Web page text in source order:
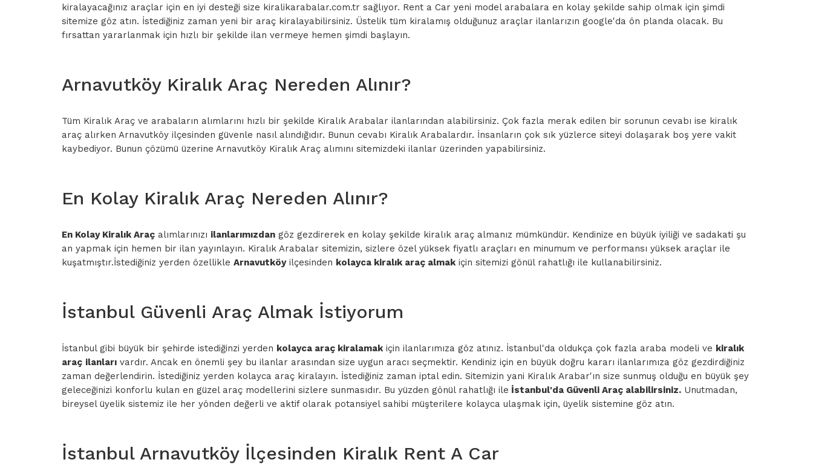
kiralayacağınız araçlar için en iyi desteği size kiralikarabalar.com.tr sağlıyor. Rent a Car yeni model arabalara en kolay şekilde sahip olmak için şimdi
sitemize göz atın. İstediğiniz zaman yeni bir araç kiralayabilirsiniz. Üstelik tüm kiralamış olduğunuz araçlar ilanlarızın google'da ön planda olacak. Bu
fırsattan yararlanmak için hızlı bir şekilde ilan vermeye hemen şimdi başlayın.
Arnavutköy Kiralık Araç Nereden Alınır?
Tüm Kiralık Araç ve arabaların alımlarını hızlı bir şekilde Kiralık Arabalar ilanlarından alabilirsiniz. Çok fazla merak edilen bir sorunun cevabı ise kiralık
araç alırken Arnavutköy ilçesinden güvenle nasıl alındığıdır. Bunun cevabı Kiralık Arabalardır. İnsanların çok sık yüzlerce siteyi dolaşarak boş yere vakit
kaybediyor. Bunun çözümü üzerine Arnavutköy Kiralık Araç alımını sitemizdeki ilanlar üzerinden yapabilirsiniz.
En Kolay Kiralık Araç Nereden Alınır?
En Kolay Kiralık Araç alımlarınızı ilanlarımızdan göz gezdirerek en kolay şekilde kiralık araç almanız mümkündür. Kendinize en büyük iyiliği ve sadakati şu
an yapmak için hemen bir ilan yayınlayın. Kiralık Arabalar sitemizin, sizlere özel yüksek fiyatlı araçları en minumum ve performansı yüksek araçlar ile
kuşatmıştır.İstediğiniz yerden özellikle Arnavutköyilçesinden kolayca kiralık araç almakiçin sitemizi gönül rahatlığı ile kullanabilirsiniz.
İstanbul Güvenli Araç Almak İstiyorum
İstanbul gibi büyük bir şehirde istediğinzi yerden kolayca araç kiralamakiçin ilanlarımıza göz atınız. İstanbul'da oldukça çok fazla araba modeli ve kiralık
araç ilanları vardır. Ancak en önemli şey bu ilanlar arasından size uygun aracı seçmektir. Kendiniz için en büyük doğru kararı ilanlarımıza göz gezdirdiğiniz
zaman değerlendirin. İstediğiniz yerden kolayca araç kiralayın. İstediğiniz zaman iptal edin. Sitemizin yani Kiralık Arabar'ın size sunmuş olduğu en büyük şey
geleceğinizi konforlu kulan en güzel araç modellerini sizlere sunmasıdır. Bu yüzden gönül rahatlığı ile İstanbul'da Güvenli Araç alabilirsiniz. Unutmadan,
bireysel üyelik sistemiz ile her yönden değerli ve aktif olarak potansiyel sahibi müşterilere kolayca ulaşmak için, üyelik sistemine göz atın.
İstanbul Arnavutköy İlçesinden Kiralık Rent A Car